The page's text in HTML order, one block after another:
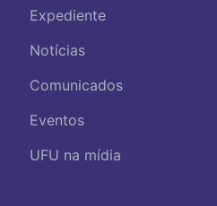
Expediente
Notícias
Comunicados
Eventos
UFU na mídia